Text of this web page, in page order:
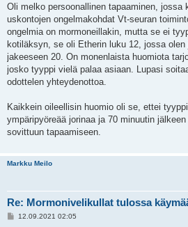
e
t
i
Oli melko persoonallinen tapaaminen, jossa
uskontojen ongelmakohdat Vt-seuran
ongelmia on mormoneillakin, mutta se ei
kotiläksyn, se oli Etherin luku 12, jossa
jakeeseen 20. On monenlaista huomiota
josko tyyppi vielä palaa asiaan. Lupasi
odottelen yhteydenottoa.
Kaikkein oileellisin huomio oli se, ettei
ympäripyöreää jorinaa ja 70 minuutin
sovittuun tapaamiseen.
Markku Meilo
Re: Mormonivelikullat tulossa
V12.09.2021 02:05